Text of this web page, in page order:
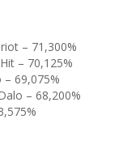
– 71,300%
– 70,125%
– 69,075%
– 68,200%